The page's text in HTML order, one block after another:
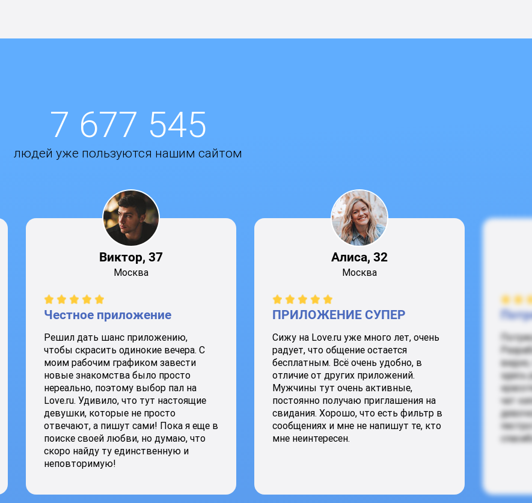
7 677 545
людей уже пользуются нашим сайтом
Виктор, 37
Москва
Честное приложение
Решил дать шанс приложению,
чтобы скрасить одинокие вечера. С
моим рабочим графиком завести
новые знакомства было просто
нереально, поэтому выбор пал на
Love.ru. Удивило, что тут настоящие
девушки, которые не просто
отвечают, а пишут сами! Пока я еще в
поиске своей любви, но думаю, что
скоро найду ту единственную и
неповторимую!
Алиса, 32
Москва
ПРИЛОЖЕНИЕ СУПЕР
Сижу на Love.ru уже много лет, очень
радует, что общение остается
бесплатным. Всё очень удобно, в
отличие от других приложений.
Мужчины тут очень активные,
постоянно получаю приглашения на
свидания. Хорошо, что есть фильтр в
сообщениях и мне не напишут те, кто
мне неинтересен.
здесь
чат